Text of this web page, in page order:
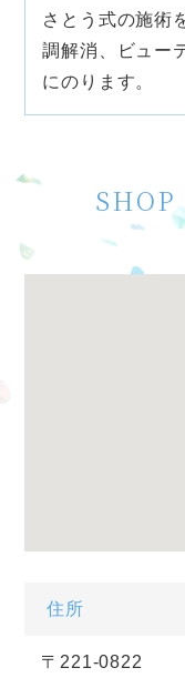
さとう式の施術
調解消、ビュー
にのります。
住所
〒221-0822